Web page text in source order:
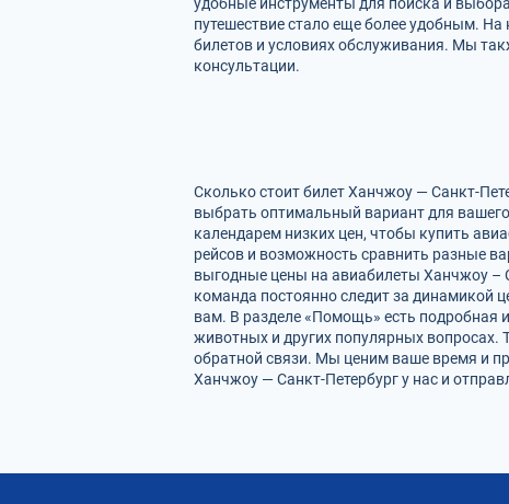
путешествие стало еще более удобным.
билетов и условиях обслуживания. Мы
консультации.
Сколько стоит билет Ханчжоу — Санкт-
выбрать оптимальный вариант для
календарем низких цен, чтобы купить
рейсов и возможность сравнить разные
выгодные цены на авиабилеты Ханчжоу –
команда постоянно следит за динамикой
вам. В разделе «Помощь» есть подробная
животных и других популярных вопросах.
обратной связи. Мы ценим ваше время и
Ханчжоу — Санкт-Петербург у нас и